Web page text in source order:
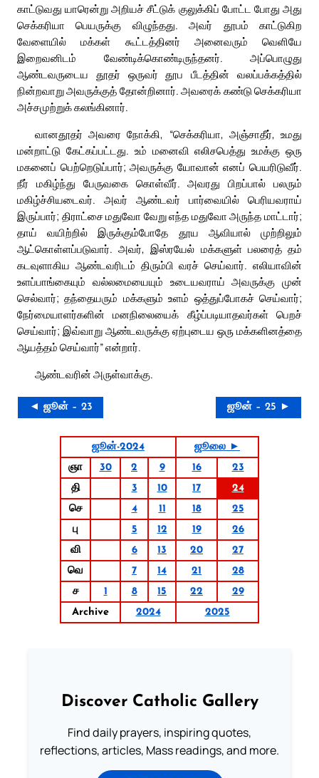
காட்டுவது யாரென்று அறியச் சீட்டுக் குலுக்கிப் போட்ட போது அது
செக்கரியா பெயருக்கு விழுந்தது. அவர் தூபம் காட்டுகிற
வேளையில் மக்கள் கூட்டத்தினர் அனைவரும் வெளியே
இறைவனிடம் வேண்டிக்கொண்டிருந்தனர். அப்பொழுது
ஆண்டவருடைய தூதர் ஒருவர் தூப பீடத்தின் வலப்பக்கத்தில்
நின்றவாறு அவருக்குத் தோன்றினார். அவரைக் கண்டு செக்கரியா
அச்சமுற்றுக் கலங்கினார்.
வானதூதர் அவரை நோக்கி, “செக்கரியா, அஞ்சாதீர், உமது
மன்றாட்டு கேட்கப்பட்டது. உம் மனைவி எலிசபெத்து உமக்கு ஒரு
மகனைப் பெற்றெடுப்பார்; அவருக்கு யோவான் எனப் பெயரிடுவீர்.
நீர் மகிழ்ந்து பேருவகை கொள்வீர். அவரது பிறப்பால் பலரும்
மகிழ்ச்சியடைவர். அவர் ஆண்டவர் பார்வையில் பெரியவராய்
இருப்பார்; திராட்சை மதுவோ வேறு எந்த மதுவோ அருந்த மாட்டார்;
தாய் வயிற்றில் இருக்கும்போதே தூய ஆவியால் முற்றிலும்
ஆட்கொள்ளப்படுவார். அவர், இஸ்ரயேல் மக்களுள் பலரைத் தம்
கடவுளாகிய ஆண்டவரிடம் திரும்பி வரச் செய்வார். எலியாவின்
உளப்பாங்கையும் வல்லமையையும் உடையவராய் அவருக்கு முன்
செல்வார்; தந்தையரும் மக்களும் உளம் ஒத்துப்போகச் செய்வார்;
நேர்மையாளர்களின் மனநிலையைக் கீழ்ப்படியாதவர்கள் பெறச்
செய்வார்; இவ்வாறு ஆண்டவருக்கு ஏற்புடைய ஒரு மக்களினத்தை
ஆயத்தம் செய்வார்” என்றார்.
ஆண்டவரின் அருள்வாக்கு.
◄ ஜூன் – 23 ஜூன் – 25 ►
ஜூன்-2024
ஜூலை ►
ஞா
30 2 9 16
23
தி
3 10 17
24
செ
4 11 18
25
பு
5 12 19
26
வி
6 13 20
27
வெ
7 14 21
28
ச
1 8 15 22
29
Archive
2024 2025
Discover Catholic Gallery
Find daily prayers, inspiring quotes,
reflections, articles, Mass readings, and more.